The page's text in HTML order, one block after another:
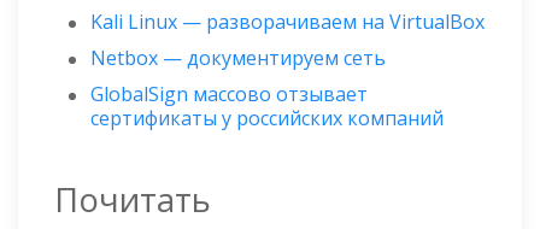
Kali Linux — разворачиваем на VirtualBox
Netbox — документируем сеть
GlobalSign массово отзывает
сертификаты у российских компаний
Почитать